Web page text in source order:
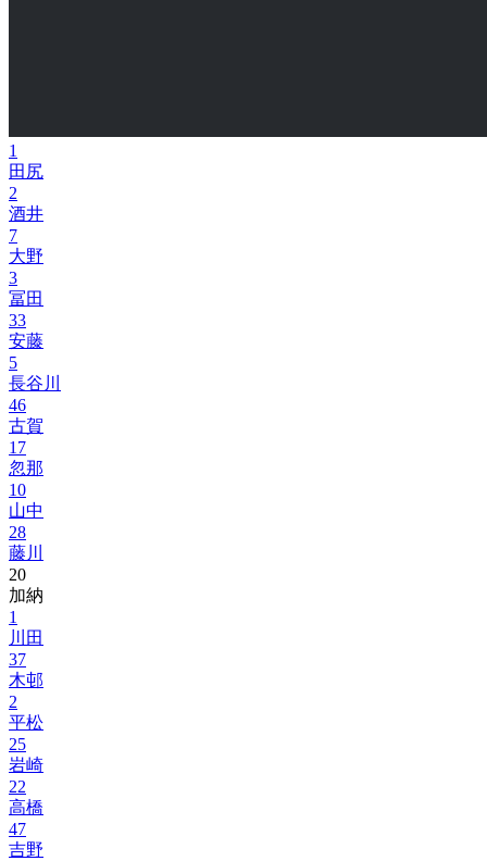
1
田尻
2
酒井
7
大野
3
冨田
33
安藤
5
長谷川
46
古賀
17
忽那
10
山中
28
藤川
20
加納
1
川田
37
木邨
2
平松
25
岩崎
22
高橋
47
吉野